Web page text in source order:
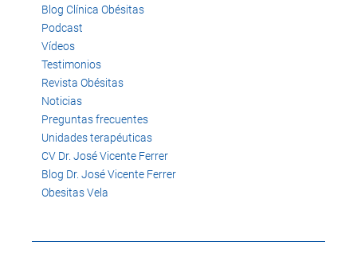
Blog Clínica Obésitas
Podcast
Vídeos
Testimonios
Revista Obésitas
Noticias
Preguntas frecuentes
Unidades terapéuticas
CV Dr. José Vicente Ferrer
Blog Dr. José Vicente Ferrer
Obesitas Vela